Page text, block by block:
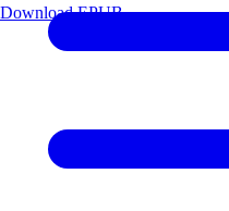
Download EPUB